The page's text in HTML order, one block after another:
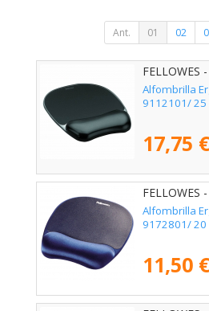
Ant. 01 02
FELLOWES
Alfombrilla
9112101/
17,75 €
FELLOWES
Alfombrilla
9172801/
11,50 €